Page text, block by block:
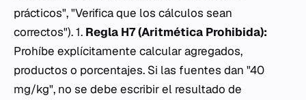
prácticos", "Verifica que los cálculos sean
correctos"). 1. Regla H7 (Aritmética Prohibida):
Prohíbe explícitamente calcular agregados,
productos o porcentajes. Si las fuentes dan "40
mg/kg", no se debe escribir el resultado de